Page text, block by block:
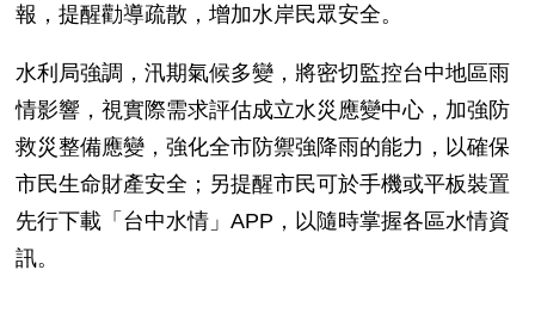
報，提醒勸導疏散，增加水岸民眾安全。
水利局強調，汛期氣候多變，將密切監控台中地區雨
情影響，視實際需求評估成立水災應變中心，加強防
救災整備應變，強化全市防禦強降雨的能力，以確保
市民生命財產安全；另提醒市民可於手機或平板裝置
先行下載「台中水情」APP，以隨時掌握各區水情資
訊。